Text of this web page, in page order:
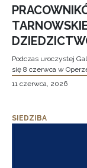
Podczas uroczystej
się 8 czerwca w
11 czerwca, 2026
SIEDZIBA